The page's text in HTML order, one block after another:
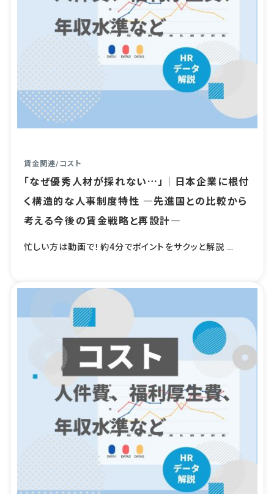
賃金関連/コスト
「なぜ優秀人材が採れない…」｜日本企業に根付
く構造的な人事制度特性 ―先進国との比較から
考える今後の賃金戦略と再設計―
忙しい方は動画で！約4分でポイントをサクッと解説 …